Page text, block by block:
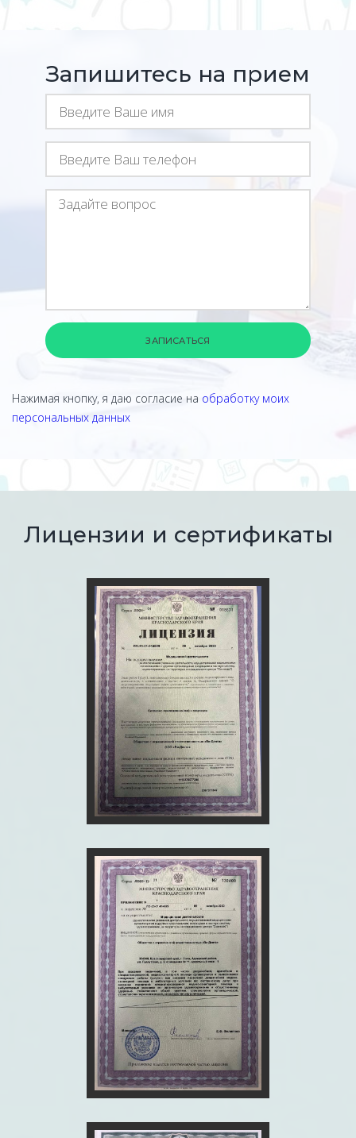
Запишитесь на прием
ЗАПИСАТЬСЯ
Нажимая кнопку, я даю согласие на обработку моих
персональных данных
Лицензии и сертификаты